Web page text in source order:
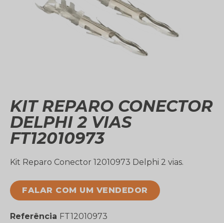
KIT REPARO CONECTOR
DELPHI 2 VIAS
FT12010973
Kit Reparo Conector 12010973 Delphi 2 vias.
FALAR COM UM VENDEDOR
Referência FT12010973